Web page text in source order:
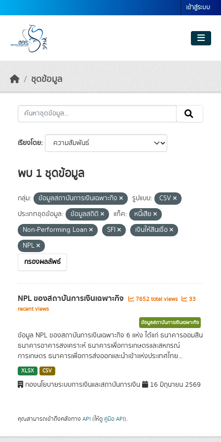
เข้าสู่ระบบ
ชุดข้อมูล
เรียงโดย
พบ 1 ชุดข้อมูล
กลุ่ม: ข้อมูลสถาบันการเงินเฉพาะกิจ รูปแบบ:
CSV
ประเภทชุดข้อมูล:
ข้อมูลสถิติ แท็ค:
หนี้เสีย
Non-Performing Loan
SFI
เงินให้สินเชื่อ
NPL
กรองผลลัพธ์
NPL ของสถาบันการเงินเฉพาะกิจ 7652 total views
33
recent views
ข้อมูลสถาบันการเงินเฉพาะกิจ
ข้อมูล NPL ของสถาบันการเงินเฉพาะกิจ 6 แห่ง ได้แก่ ธนาคารออมสิน
ธนาคารอาคารสงเคราะห์ ธนาคารเพื่อการเกษตรและสหกรณ์
การเกษตร ธนาคารเพื่อการส่งออกและนำเข้าแห่งประเทศไทย...
XLSX CSV
กองนโยบายระบบการเงินและสถาบันการเงิน 16 มิถุนายน 2569
คุณสามารถเข้าถึงคลังทาง API (ให้ดู คู่มือ API).